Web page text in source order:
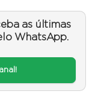
as últimas
WhatsApp.